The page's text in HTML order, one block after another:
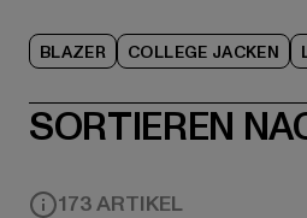
BLAZER COLLEGE JACKEN
SORTIEREN
173 ARTIKEL